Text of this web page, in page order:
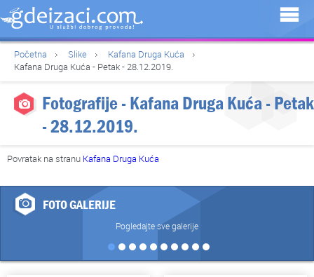
Početna Slike
Kafana Druga Kuća
Kafana Druga Kuća - Petak - 28.12.2019.
Fotografije - Kafana Druga Kuća - Petak
- 28.12.2019.
Povratak na stranu Kafana Druga Kuća
FOTO GALERIJE
Pogledajte sve galerije